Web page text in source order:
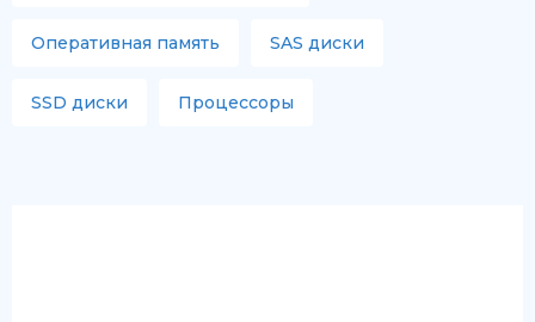
Оперативная память SAS диски
SSD диски Процессоры